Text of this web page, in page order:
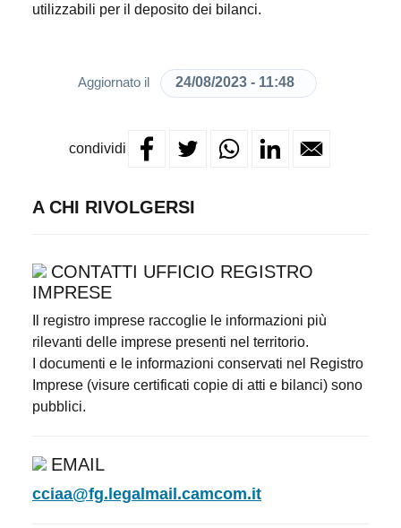
utilizzabili per il deposito dei bilanci.
Aggiornato il 24/08/2023 - 11:48
condividi
A CHI RIVOLGERSI
CONTATTI UFFICIO REGISTRO
IMPRESE
Il registro imprese raccoglie le informazioni più
rilevanti delle imprese presenti nel territorio.
I documenti e le informazioni conservati nel Registro
Imprese (visure certificati copie di atti e bilanci) sono
pubblici.
EMAIL
cciaa@fg.legalmail.camcom.it